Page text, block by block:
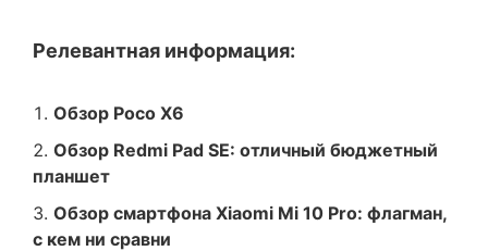
Релевантная информация:
Обзор Poco X6
Обзор Redmi Pad SE: отличный бюджетный
планшет
Обзор смартфона Xiaomi Mi 10 Pro: флагман,
с кем ни сравни